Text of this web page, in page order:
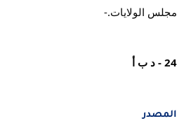
مجلس الولايات.-
24 - د ب أ
المصدر